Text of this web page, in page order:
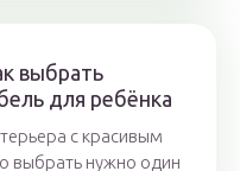
выбрать
для ребёнка
с красивым
выбрать нужно один